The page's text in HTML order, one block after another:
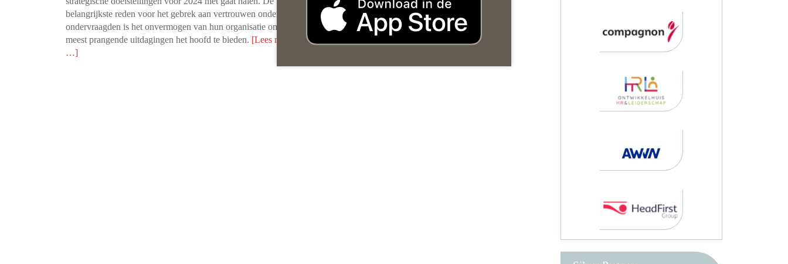
belangrijkste reden voor het gebrek aan vertrouwen onder de
ondervraagden is het onvermogen van hun organisatie om de
meest prangende uitdagingen het hoofd te bieden. [Lees meer
…]